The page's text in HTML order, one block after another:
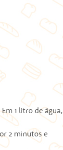
1 litro de água,
2 minutos e